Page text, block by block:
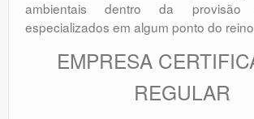
ambientais dentro da provisão
especializados em algum ponto do
EMPRESA
REGULAR